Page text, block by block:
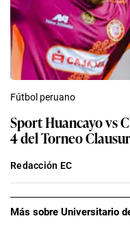
Fútbol peruano
Sport Huancayo vs
4 del Torneo
Redacción EC
Más sobre Universitario